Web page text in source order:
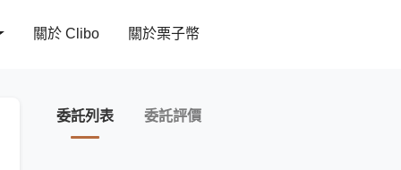
關於 Clibo 關於栗子幣
委託列表 委託評價